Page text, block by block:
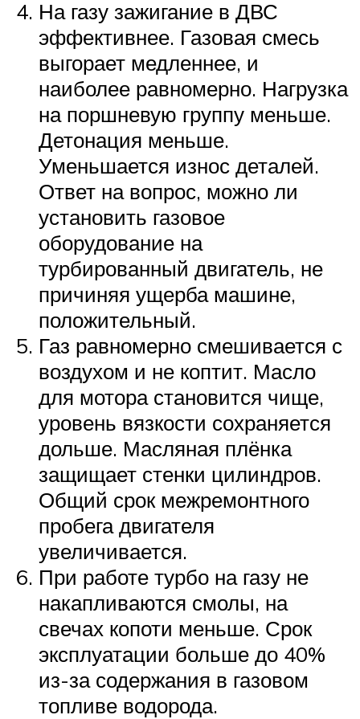
На газу зажигание в ДВС
эффективнее. Газовая смесь
выгорает медленнее, и
наиболее равномерно. Нагрузка
на поршневую группу меньше.
Детонация меньше.
Уменьшается износ деталей.
Ответ на вопрос, можно ли
установить газовое
оборудование на
турбированный двигатель, не
причиняя ущерба машине,
положительный.
Газ равномерно смешивается с
воздухом и не коптит. Масло
для мотора становится чище,
уровень вязкости сохраняется
дольше. Масляная плёнка
защищает стенки цилиндров.
Общий срок межремонтного
пробега двигателя
увеличивается.
При работе турбо на газу не
накапливаются смолы, на
свечах копоти меньше. Срок
эксплуатации больше до 40%
из-за содержания в газовом
топливе водорода.